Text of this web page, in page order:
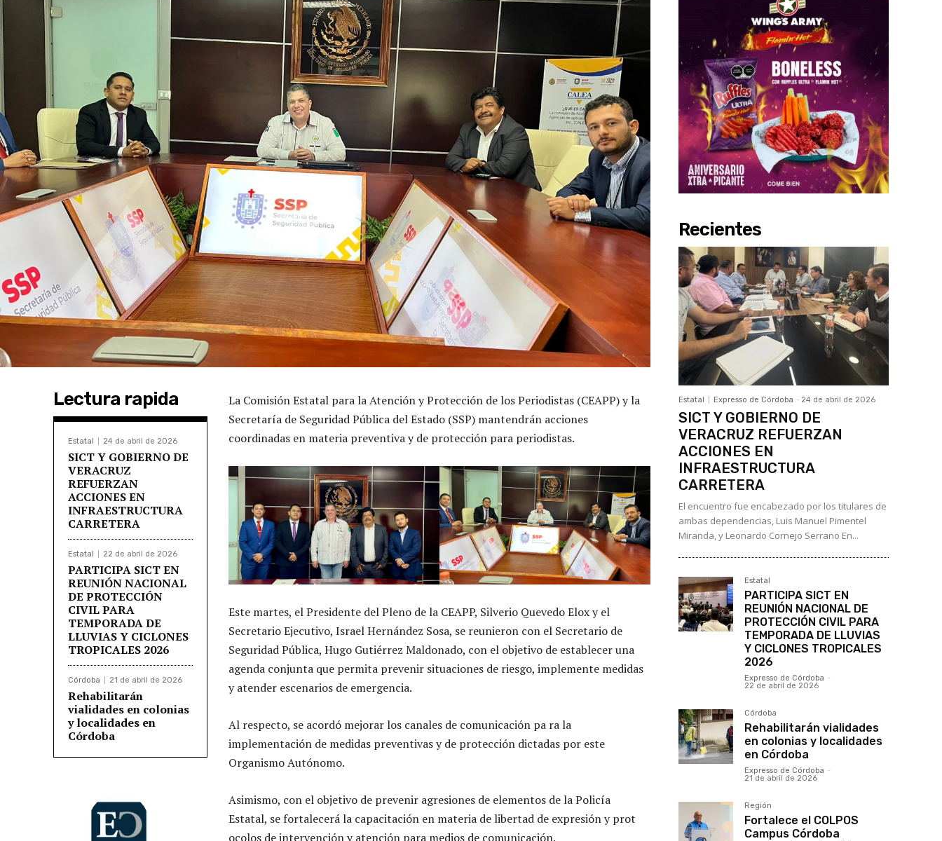
Lectura rapida
Estatal 24 de abril de 2026
SICT Y GOBIERNO DE
VERACRUZ
REFUERZAN
ACCIONES EN
INFRAESTRUCTURA
CARRETERA
Estatal 22 de abril de 2026
PARTICIPA SICT EN
REUNIÓN NACIONAL
DE PROTECCIÓN
CIVIL PARA
TEMPORADA DE
LLUVIAS Y CICLONES
TROPICALES 2026
Córdoba 21 de abril de 2026
Rehabilitarán
vialidades en colonias
y localidades en
Córdoba
La Comisión Estatal para la Atención y Protección de los Periodistas (CEAPP) y la
Secretaría de Seguridad Pública del Estado (SSP) mantendrán acciones
coordinadas en materia preventiva y de protección para periodistas.
Este martes, el Presidente del Pleno de la CEAPP, Silverio Quevedo Elox y el
Secretario Ejecutivo, Israel Hernández Sosa, se reunieron con el Secretario de
Seguridad Pública, Hugo Gutiérrez Maldonado, con el objetivo de establecer una
agenda conjunta que permita prevenir situaciones de riesgo, implemente medidas
y atender escenarios de emergencia.
Al respecto, se acordó mejorar los canales de comunicación pa ra la
implementación de medidas preventivas y de protección dictadas por este
Organismo Autónomo.
Asimismo, con el objetivo de prevenir agresiones de elementos de la Policía
Estatal, se fortalecerá la capacitación en materia de libertad de expresión y prot
ocolos de intervención y atención para medios de comunicación.
Recientes
Estatal Expresso de Córdoba - 24 de abril de 2026
SICT Y GOBIERNO DE
VERACRUZ REFUERZAN
ACCIONES EN
INFRAESTRUCTURA
CARRETERA
El encuentro fue encabezado por los titulares de
ambas dependencias, Luis Manuel Pimentel
Miranda, y Leonardo Cornejo Serrano En...
Estatal
PARTICIPA SICT EN
REUNIÓN NACIONAL DE
PROTECCIÓN CIVIL PARA
TEMPORADA DE LLUVIAS
Y CICLONES TROPICALES
2026
Expresso de Córdoba -
22 de abril de 2026
Córdoba
Rehabilitarán vialidades
en colonias y localidades
en Córdoba
Expresso de Córdoba -
21 de abril de 2026
Región
Fortalece el COLPOS
Campus Córdoba